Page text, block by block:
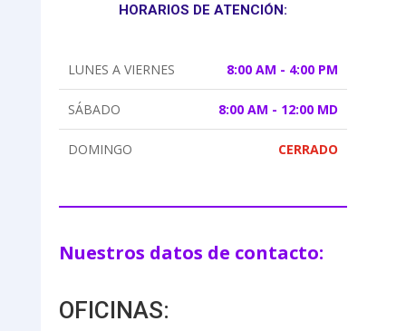
HORARIOS DE ATENCIÓN:
LUNES A VIERNES 8:00 AM - 4:00 PM
SÁBADO 8:00 AM - 12:00 MD
DOMINGO CERRADO
Nuestros datos de contacto:
OFICINAS: